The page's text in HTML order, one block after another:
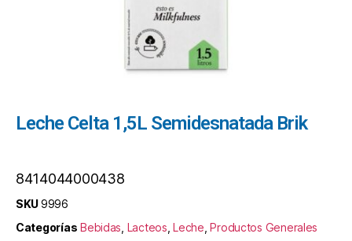
Leche Celta 1,5L Semidesnatada Brik
8414044000438
SKU9996
Categorías Bebidas Lacteos ,Leche ,Productos Generales